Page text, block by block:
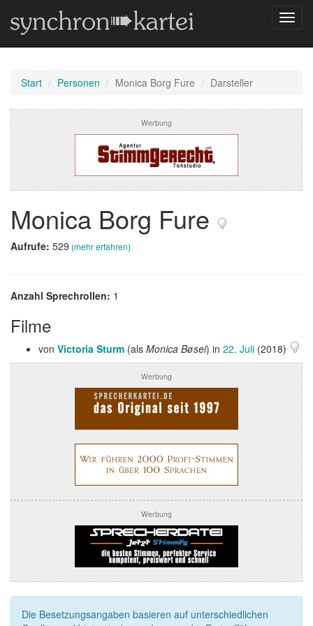
Start Personen Monica Borg Fure Darsteller
Werbung
Monica Borg Fure
Aufrufe: 529 (mehr erfahren)
Anzahl Sprechrollen: 1
Filme
von Victoria Sturm (als Monica Bøsei) in 22. Juli (2018)
Werbung
Werbung
Die Besetzungsangaben basieren auf unterschiedlichen